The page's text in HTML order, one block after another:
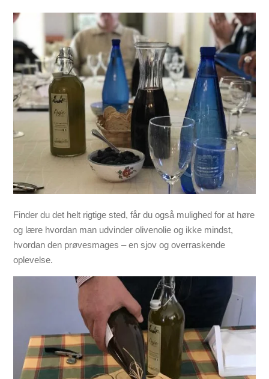
Finder du det helt rigtige sted, får du også mulighed for at høre
og lære hvordan man udvinder olivenolie og ikke mindst,
hvordan den prøvesmages – en sjov og overraskende
oplevelse.